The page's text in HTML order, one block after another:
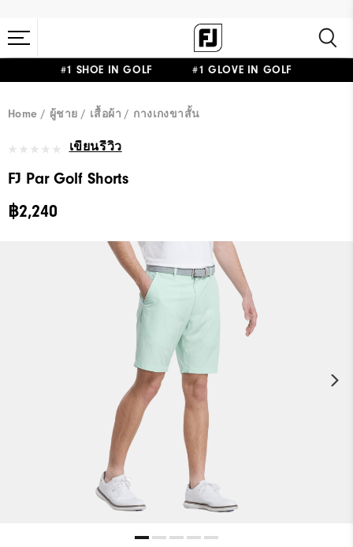
#1 SHOE IN GOLF #1 GLOVE IN GOLF
Home ผู้ชาย เสื้อผ้า กางเกงขาสั้น
เขียนรีวิว
FJ Par Golf Shorts
฿2,240